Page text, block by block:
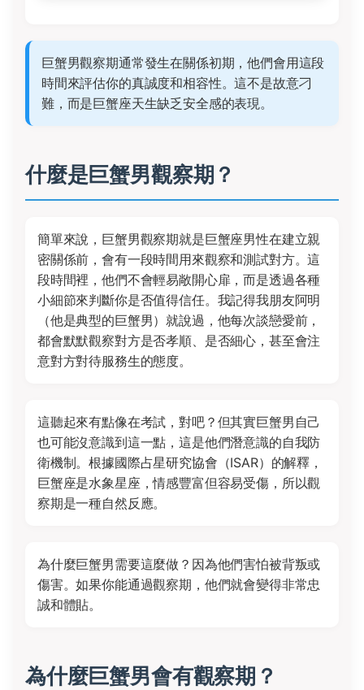
巨蟹男觀察期通常發生在關係初期，他們會用這段
時間來評估你的真誠度和相容性。這不是故意刁
難，而是巨蟹座天生缺乏安全感的表現。
什麼是巨蟹男觀察期？
簡單來說，巨蟹男觀察期就是巨蟹座男性在建立親
密關係前，會有一段時間用來觀察和測試對方。這
段時間裡，他們不會輕易敞開心扉，而是透過各種
小細節來判斷你是否值得信任。我記得我朋友阿明
（他是典型的巨蟹男）就說過，他每次談戀愛前，
都會默默觀察對方是否孝順、是否細心，甚至會注
意對方對待服務生的態度。
這聽起來有點像在考試，對吧？但其實巨蟹男自己
也可能沒意識到這一點，這是他們潛意識的自我防
衛機制。根據國際占星研究協會（ISAR）的解釋，
巨蟹座是水象星座，情感豐富但容易受傷，所以觀
察期是一種自然反應。
為什麼巨蟹男需要這麼做？因為他們害怕被背叛或
傷害。如果你能通過觀察期，他們就會變得非常忠
誠和體貼。
為什麼巨蟹男會有觀察期？